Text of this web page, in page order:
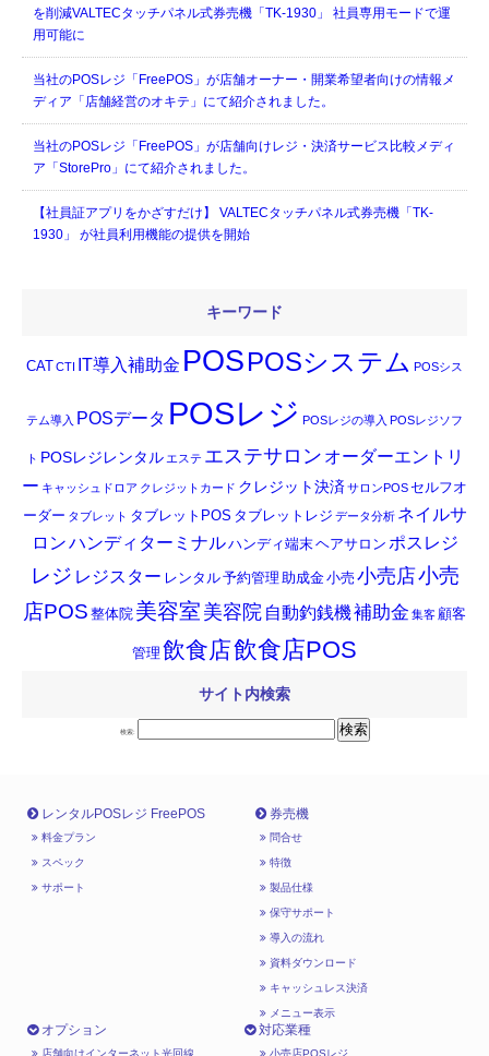
を削減VALTECタッチパネル式券売機「TK-1930」 社員専用モードで運
用可能に
当社のPOSレジ「FreePOS」が店舗オーナー・開業希望者向けの情報メ
ディア「店舗経営のオキテ」にて紹介されました。
当社のPOSレジ「FreePOS」が店舗向けレジ・決済サービス比較メディ
ア「StorePro」にて紹介されました。
【社員証アプリをかざすだけ】 VALTECタッチパネル式券売機「TK-
1930」 が社員利用機能の提供を開始
キーワード
CAT CTI IT導入補助金 POSPOSシステム POSシス
テム導入 POSデータ POSレジ POSレジの導入 POSレジソフ
ト POSレジレンタル エステ エステサロン オーダーエントリ
ー キャッシュドロア クレジットカード クレジット決済サロンPOS セルフオ
ーダー タブレット タブレットPOS タブレットレジ データ分析 ネイルサ
ロンハンディターミナルハンディ端末ヘアサロン ポスレジ
レジ レジスター レンタル予約管理 助成金小売 小売店小売
店POS 整体院 美容室 美容院 自動釣銭機補助金 集客顧客
管理 飲食店飲食店POS
サイト内検索
検索:
レンタルPOSレジ FreePOS
料金プラン
スペック
サポート
券売機
問合せ
特徴
製品仕様
保守サポート
導入の流れ
資料ダウンロード
キャッシュレス決済
メニュー表示
オプション
店舗向けインターネット光回線
対応業種
小売店POSレジ